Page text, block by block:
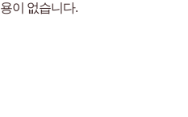
용이 없습니다.